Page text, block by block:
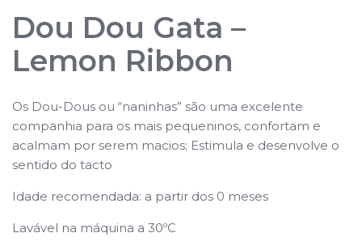
Dou Dou Gata –
Lemon Ribbon
Os Dou-Dous ou “naninhas” são uma excelente
companhia para os mais pequeninos, confortam e
acalmam por serem macios; Estimula e desenvolve o
sentido do tacto
Idade recomendada: a partir dos 0 meses
Lavável na máquina a 30ºC